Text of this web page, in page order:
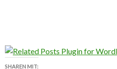
SHAREN MIT: